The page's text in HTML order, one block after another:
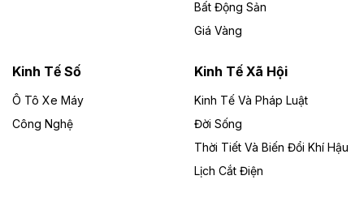
Gia Lai với tổng vốn hơn 4.750 tỷ đồng.
Đồng Nai cho thuê gần 59 ha đất làm khu
công nghiệp ở Long Thành
UBND TP Đồng Nai cho Công ty Amata thuê gần 59 ha
đất để đầu tư khu công nghiệp công nghệ cao Long
Bất Động Sản
Giá Vàng
Kinh Tế Số
Ô Tô Xe Máy
Công Nghệ
Kinh Tế Xã Hội
Kinh Tế Và Pháp Luật
Đời Sống
Thời Tiết Và Biến Đổi Khí Hậu
Lịch Cắt Điện